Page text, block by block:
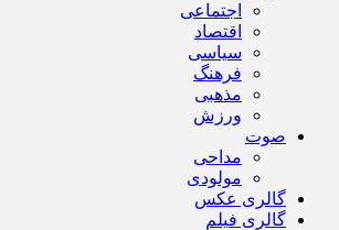
اجتماعی
اقتصاد
سیاسی
فرهنگ
مذهبی
ورزش
صوت
مداحی
مولودی
گالری عکس
گالری فیلم